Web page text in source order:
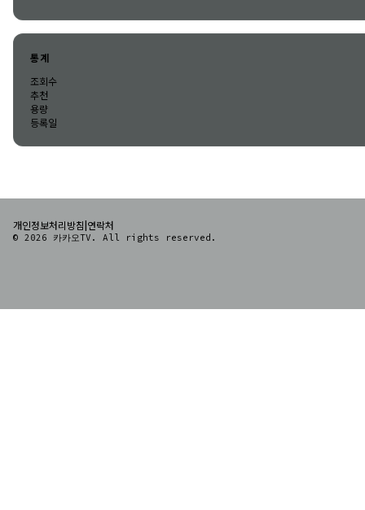
통계
조회수
추천
용량
등록일
개인정보처리방침|연락처
© 2026 카카오TV. All rights reserved.